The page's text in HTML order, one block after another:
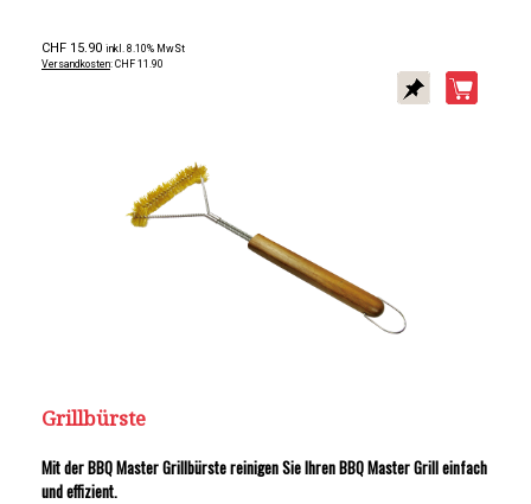
CHF 15.90 inkl. 8.10% MwSt
Versandkosten: CHF 11.90
Grillbürste
Mit der BBQ Master Grillbürste reinigen Sie Ihren BBQ Master Grill einfach
und effizient.